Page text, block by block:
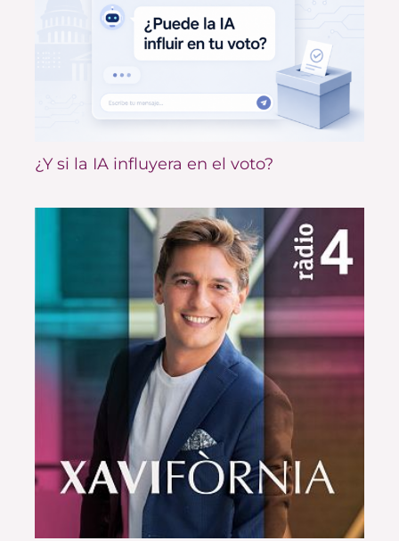
¿Y si la IA influyera en el voto?